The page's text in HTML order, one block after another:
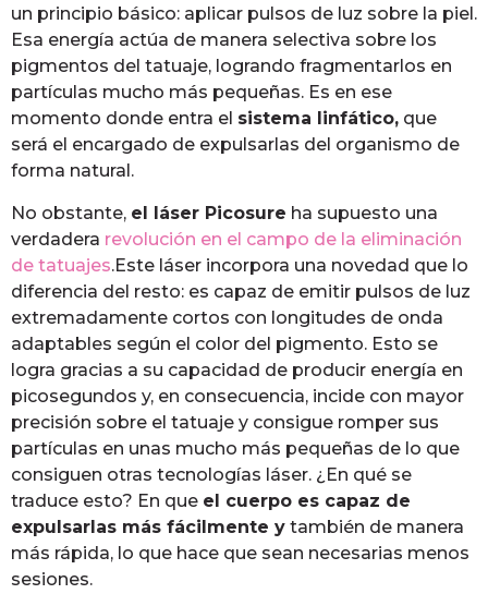
un principio básico: aplicar pulsos de luz sobre la piel.
Esa energía actúa de manera selectiva sobre los
pigmentos del tatuaje, logrando fragmentarlos en
partículas mucho más pequeñas. Es en ese
momento donde entra el sistema linfático, que
será el encargado de expulsarlas del organismo de
forma natural.
No obstante, el láser Picosure ha supuesto una
verdadera revolución en el campo de la eliminación
de tatuajes.Este láser incorpora una novedad que lo
diferencia del resto: es capaz de emitir pulsos de luz
extremadamente cortos con longitudes de onda
adaptables según el color del pigmento. Esto se
logra gracias a su capacidad de producir energía en
picosegundos y, en consecuencia, incide con mayor
precisión sobre el tatuaje y consigue romper sus
partículas en unas mucho más pequeñas de lo que
consiguen otras tecnologías láser. ¿En qué se
traduce esto? En que el cuerpo es capaz de
expulsarlas más fácilmente y también de manera
más rápida, lo que hace que sean necesarias menos
sesiones.